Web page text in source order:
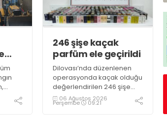
gözü
246 şişe kaçak
parfüm ele geçirildi
Dilovası’nda düzenlenen
operasyonda kaçak olduğu
değerlendirilen 246 şişe
parfüm ele geçirildi
06 Ağustos 2026
Perşembe 09:21